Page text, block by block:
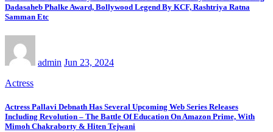
Dadasaheb Phalke Award, Bollywood Legend By KCF, Rashtriya Ratna
Samman Etc
admin Jun 23, 2024
Actress
Actress Pallavi Debnath Has Several Upcoming Web Series Releases
Including Revolution – The Battle Of Education On Amazon Prime, With
Mimoh Chakraborty & Hiten Tejwani